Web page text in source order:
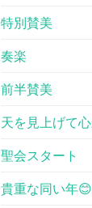
特別賛美
奏楽
前半賛美
天を見上げて
聖会スタート
貴重な同い年